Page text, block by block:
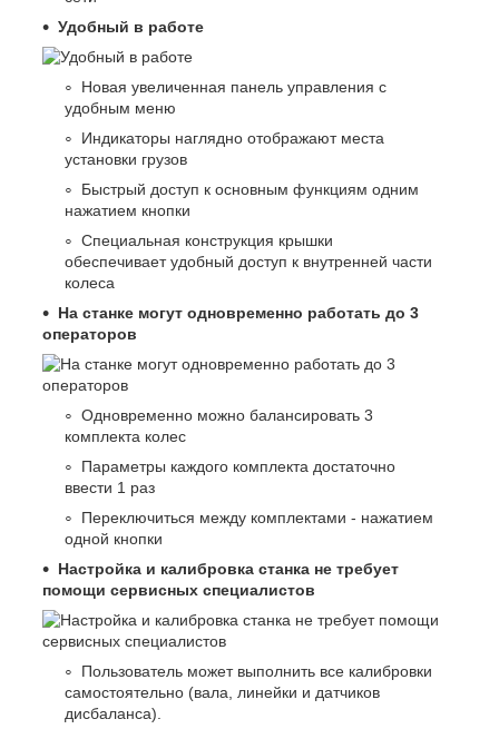
Удобный в работе
Новая увеличенная панель управления с
удобным меню
Индикаторы наглядно отображают места
установки грузов
Быстрый доступ к основным функциям одним
нажатием кнопки
Специальная конструкция крышки
обеспечивает удобный доступ к внутренней части
колеса
На станке могут одновременно работать до 3
операторов
Одновременно можно балансировать 3
комплекта колес
Параметры каждого комплекта достаточно
ввести 1 раз
Переключиться между комплектами - нажатием
одной кнопки
Настройка и калибровка станка не требует
помощи сервисных специалистов
Пользователь может выполнить все калибровки
самостоятельно (вала, линейки и датчиков
дисбаланса).